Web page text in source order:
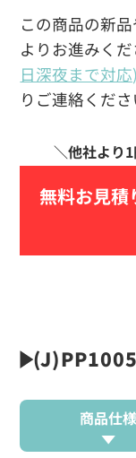
この商品の新品
よりお進みく
日深夜まで対応)
りご連絡くださ
無料お見積
商品仕様